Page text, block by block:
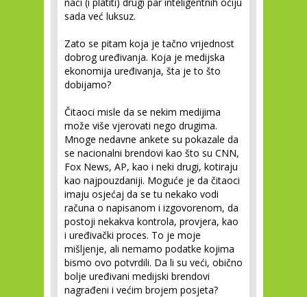
sada već luksuz.
Zato se pitam koja je tačno vrijednost
dobrog uređivanja. Koja je medijska
ekonomija uređivanja, šta je to što
dobijamo?
Čitaoci misle da se nekim medijima
može više vjerovati nego drugima.
Mnoge nedavne ankete su pokazale da
se nacionalni brendovi kao što su CNN,
Fox News, AP, kao i neki drugi, kotiraju
kao najpouzdaniji. Moguće je da čitaoci
imaju osjećaj da se tu nekako vodi
računa o napisanom i izgovorenom, da
postoji nekakva kontrola, provjera, kao
i uređivački proces. To je moje
mišljenje, ali nemamo podatke kojima
bismo ovo potvrdili. Da li su veći, obično
bolje uređivani medijski brendovi
nagrađeni i većim brojem posjeta?